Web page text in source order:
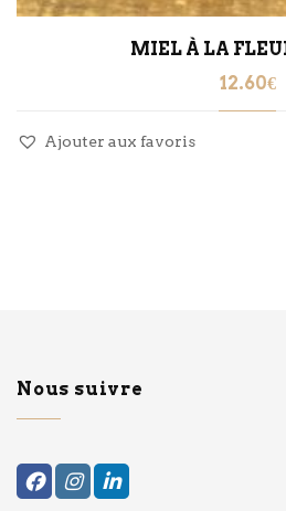
MIEL À LA
12.60€
Ajouter aux favoris
Nous suivre